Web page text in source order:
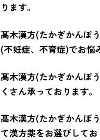
ります。
髙木漢方(たかぎかんぽ
(不妊症、不育症)でお悩
髙木漢方(たかぎかんぽ
くさん承っております。
髙木漢方(たかぎかんぽ
て漢方薬をお選びしてお